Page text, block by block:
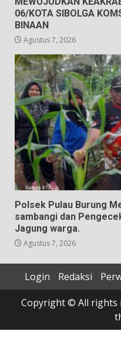
06/KOTA SIBOLGA
BINAAN
Agustus 7, 2026
Polsek Pulau Burung
sambangi dan
Jagung warga.
Agustus 7, 2026
Login Redaksi
Copyright © All rights